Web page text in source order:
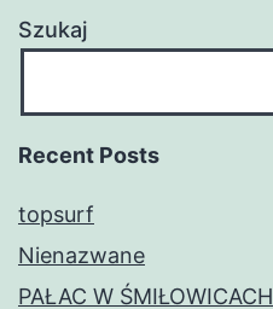
Szukaj
Recent Posts
topsurf
Nienazwane
PAŁAC W ŚMIŁOWICACH